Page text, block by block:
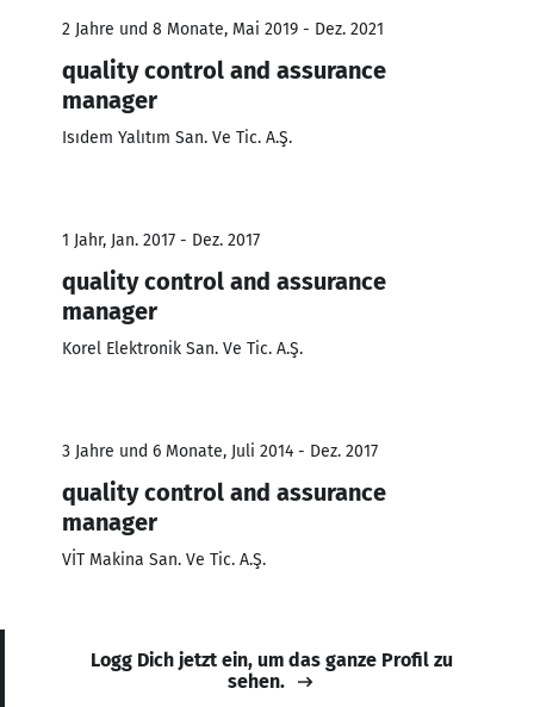
2 Jahre und 8 Monate, Mai 2019 - Dez. 2021
quality control and assurance
manager
Isıdem Yalıtım San. Ve Tic. A.Ş.
1 Jahr, Jan. 2017 - Dez. 2017
quality control and assurance
manager
Korel Elektronik San. Ve Tic. A.Ş.
3 Jahre und 6 Monate, Juli 2014 - Dez. 2017
quality control and assurance
manager
VİT Makina San. Ve Tic. A.Ş.
Logg Dich jetzt ein, um das ganze Profil zu
sehen.